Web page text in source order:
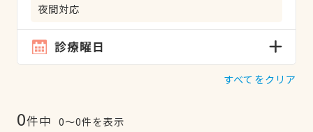
夜間対応
診療曜日
すべてをクリア
0件中 0〜0件を表示